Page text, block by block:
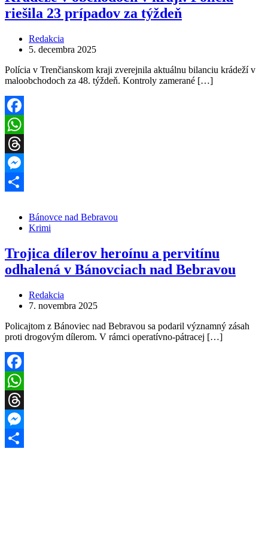
riešila 23 prípadov za týždeň
Redakcia
5. decembra 2025
Polícia v Trenčianskom kraji zverejnila aktuálnu bilanciu krádeží v
maloobchodoch za 48. týždeň. Kontroly zamerané […]
Facebook
WhatsApp
Threads
Messenger
Bánovce nad Bebravou
Krimi
Trojica dílerov heroínu a pervitínu
odhalená v Bánovciach nad Bebravou
Redakcia
7. novembra 2025
Policajtom z Bánoviec nad Bebravou sa podaril významný zásah
proti drogovým dílerom. V rámci operatívno-pátracej […]
Facebook
WhatsApp
Threads
Messenger